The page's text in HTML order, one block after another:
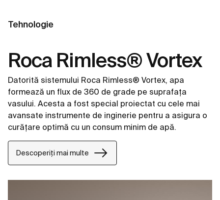
Tehnologie
Roca Rimless® Vortex
Datorită sistemului Roca Rimless® Vortex, apa
formează un flux de 360 de grade pe suprafața
vasului. Acesta a fost special proiectat cu cele mai
avansate instrumente de inginerie pentru a asigura o
curățare optimă cu un consum minim de apă.
Descoperiți mai multe